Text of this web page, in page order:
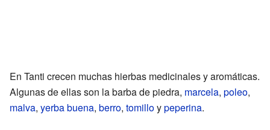
En Tanti crecen muchas hierbas medicinales y aromáticas.
Algunas de ellas son la barba de piedra, marcela, poleo,
malva, yerba buena, berro, tomilloypeperina.